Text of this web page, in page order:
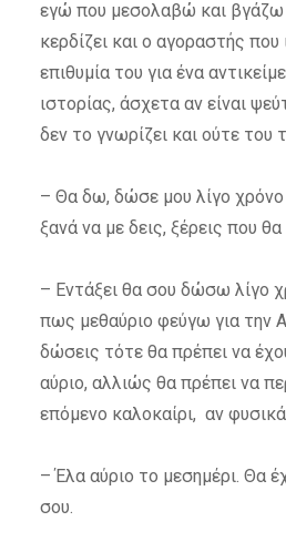
εγώ που μεσολαβώ και βγάζω
κερδίζει και ο αγοραστής που
επιθυμία του για ένα
ιστορίας, άσχετα αν είναι
δεν το γνωρίζει και ούτε του
– Θα δω, δώσε μου λίγο
ξανά να με δεις, ξέρεις που θα
– Εντάξει θα σου δώσω λίγο
πως μεθαύριο φεύγω για την
δώσεις τότε θα πρέπει να
αύριο, αλλιώς θα πρέπει να
επόμενο καλοκαίρι, αν
– Έλα αύριο το μεσημέρι. Θα
σου.